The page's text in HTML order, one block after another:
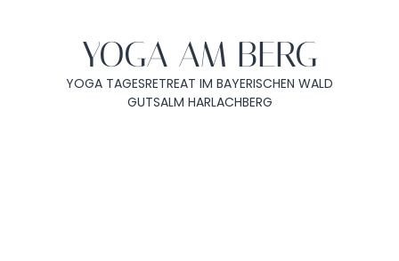
YOGA AM BERG
YOGA TAGESRETREAT IM BAYERISCHEN WALD
GUTSALM HARLACHBERG